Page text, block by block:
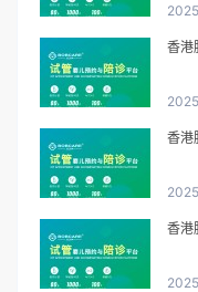
香港
香港
香港